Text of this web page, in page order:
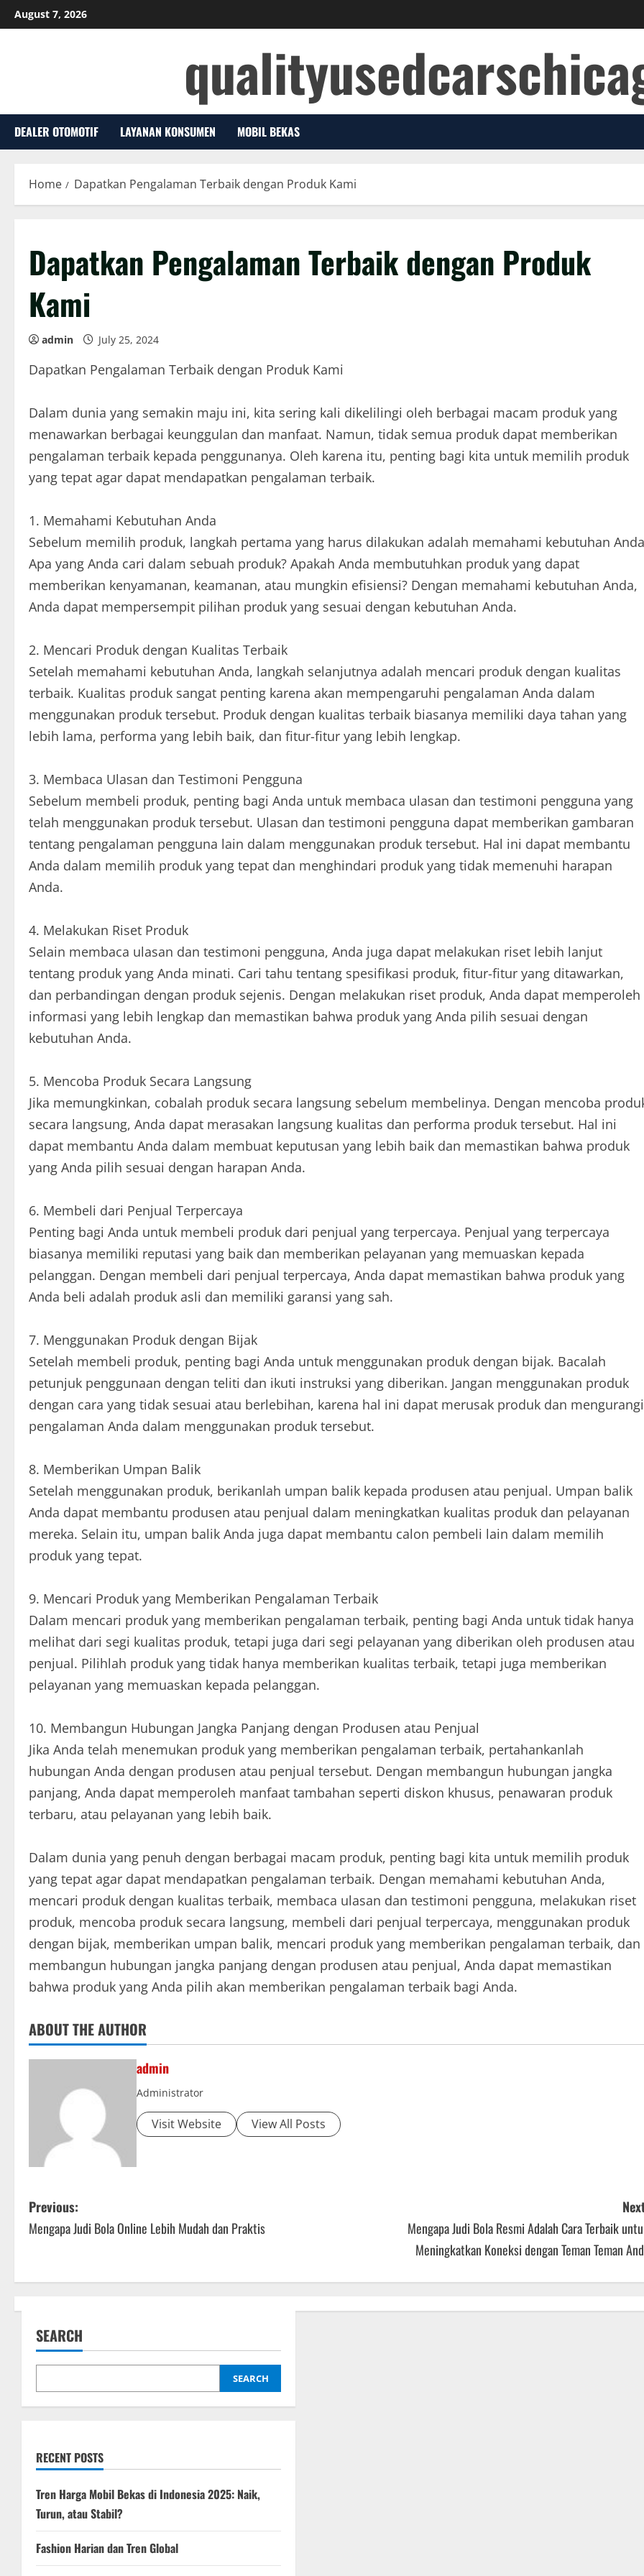
Skip
to
August 7, 2026
DEALER OTOMOTIF LAYANAN KONSUMEN MOBIL BEKAS
Home Dapatkan Pengalaman Terbaik dengan Produk Kami
Dapatkan Pengalaman Terbaik dengan Produk
Kami
admin July 25, 2024
Dapatkan Pengalaman Terbaik dengan Produk Kami
Dalam dunia yang semakin maju ini, kita sering kali dikelilingi oleh berbagai macam produk yang
menawarkan berbagai keunggulan dan manfaat. Namun, tidak semua produk dapat memberikan
pengalaman terbaik kepada penggunanya. Oleh karena itu, penting bagi kita untuk memilih produk
yang tepat agar dapat mendapatkan pengalaman terbaik.
1. Memahami Kebutuhan Anda
Sebelum memilih produk, langkah pertama yang harus dilakukan adalah memahami kebutuhan
Apa yang Anda cari dalam sebuah produk? Apakah Anda membutuhkan produk yang dapat
memberikan kenyamanan, keamanan, atau mungkin efisiensi? Dengan memahami kebutuhan Anda,
Anda dapat mempersempit pilihan produk yang sesuai dengan kebutuhan Anda.
2. Mencari Produk dengan Kualitas Terbaik
Setelah memahami kebutuhan Anda, langkah selanjutnya adalah mencari produk dengan kualitas
terbaik. Kualitas produk sangat penting karena akan mempengaruhi pengalaman Anda dalam
menggunakan produk tersebut. Produk dengan kualitas terbaik biasanya memiliki daya tahan yang
lebih lama, performa yang lebih baik, dan fitur-fitur yang lebih lengkap.
3. Membaca Ulasan dan Testimoni Pengguna
Sebelum membeli produk, penting bagi Anda untuk membaca ulasan dan testimoni pengguna yang
telah menggunakan produk tersebut. Ulasan dan testimoni pengguna dapat memberikan gambaran
tentang pengalaman pengguna lain dalam menggunakan produk tersebut. Hal ini dapat membantu
Anda dalam memilih produk yang tepat dan menghindari produk yang tidak memenuhi harapan
Anda.
4. Melakukan Riset Produk
Selain membaca ulasan dan testimoni pengguna, Anda juga dapat melakukan riset lebih lanjut
tentang produk yang Anda minati. Cari tahu tentang spesifikasi produk, fitur-fitur yang ditawarkan,
dan perbandingan dengan produk sejenis. Dengan melakukan riset produk, Anda dapat memperoleh
informasi yang lebih lengkap dan memastikan bahwa produk yang Anda pilih sesuai dengan
kebutuhan Anda.
5. Mencoba Produk Secara Langsung
Jika memungkinkan, cobalah produk secara langsung sebelum membelinya. Dengan mencoba
secara langsung, Anda dapat merasakan langsung kualitas dan performa produk tersebut. Hal ini
dapat membantu Anda dalam membuat keputusan yang lebih baik dan memastikan bahwa produk
yang Anda pilih sesuai dengan harapan Anda.
6. Membeli dari Penjual Terpercaya
Penting bagi Anda untuk membeli produk dari penjual yang terpercaya. Penjual yang terpercaya
biasanya memiliki reputasi yang baik dan memberikan pelayanan yang memuaskan kepada
pelanggan. Dengan membeli dari penjual terpercaya, Anda dapat memastikan bahwa produk yang
Anda beli adalah produk asli dan memiliki garansi yang sah.
7. Menggunakan Produk dengan Bijak
Setelah membeli produk, penting bagi Anda untuk menggunakan produk dengan bijak. Bacalah
petunjuk penggunaan dengan teliti dan ikuti instruksi yang diberikan. Jangan menggunakan produk
dengan cara yang tidak sesuai atau berlebihan, karena hal ini dapat merusak produk dan mengurangi
pengalaman Anda dalam menggunakan produk tersebut.
8. Memberikan Umpan Balik
Setelah menggunakan produk, berikanlah umpan balik kepada produsen atau penjual. Umpan balik
Anda dapat membantu produsen atau penjual dalam meningkatkan kualitas produk dan pelayanan
mereka. Selain itu, umpan balik Anda juga dapat membantu calon pembeli lain dalam memilih
produk yang tepat.
9. Mencari Produk yang Memberikan Pengalaman Terbaik
Dalam mencari produk yang memberikan pengalaman terbaik, penting bagi Anda untuk tidak hanya
melihat dari segi kualitas produk, tetapi juga dari segi pelayanan yang diberikan oleh produsen atau
penjual. Pilihlah produk yang tidak hanya memberikan kualitas terbaik, tetapi juga memberikan
pelayanan yang memuaskan kepada pelanggan.
10. Membangun Hubungan Jangka Panjang dengan Produsen atau Penjual
Jika Anda telah menemukan produk yang memberikan pengalaman terbaik, pertahankanlah
hubungan Anda dengan produsen atau penjual tersebut. Dengan membangun hubungan jangka
panjang, Anda dapat memperoleh manfaat tambahan seperti diskon khusus, penawaran produk
terbaru, atau pelayanan yang lebih baik.
Dalam dunia yang penuh dengan berbagai macam produk, penting bagi kita untuk memilih produk
yang tepat agar dapat mendapatkan pengalaman terbaik. Dengan memahami kebutuhan Anda,
mencari produk dengan kualitas terbaik, membaca ulasan dan testimoni pengguna, melakukan riset
produk, mencoba produk secara langsung, membeli dari penjual terpercaya, menggunakan produk
dengan bijak, memberikan umpan balik, mencari produk yang memberikan pengalaman terbaik, dan
membangun hubungan jangka panjang dengan produsen atau penjual, Anda dapat memastikan
bahwa produk yang Anda pilih akan memberikan pengalaman terbaik bagi Anda.
ABOUT THE AUTHOR
admin
Administrator
Visit Website View All Posts
P
o
n
a
v
g
a
Previous:
Mengapa Judi Bola Online Lebih Mudah dan Praktis
Mengapa Judi Bola Resmi Adalah Cara Terbaik
Meningkatkan Koneksi dengan Teman Teman
SEARCH
SEARCH
RECENT POSTS
Tren Harga Mobil Bekas di Indonesia 2025: Naik,
Turun, atau Stabil?
Fashion Harian dan Tren Global